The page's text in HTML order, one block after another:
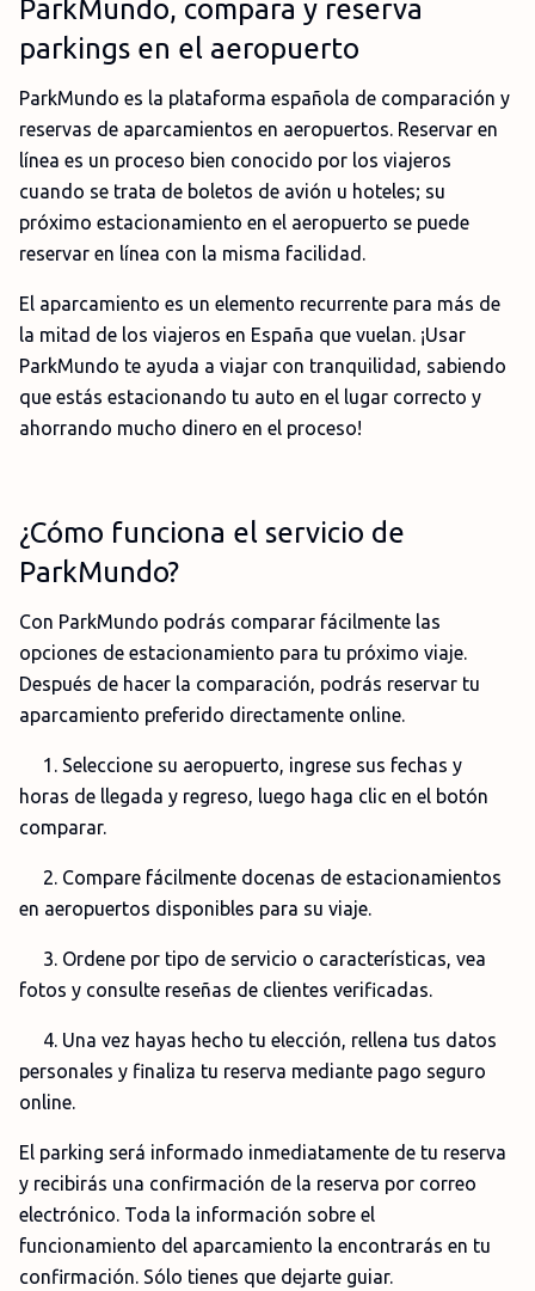
ParkMundo, compara y reserva
parkings en el aeropuerto
ParkMundo es la plataforma española de comparación y
reservas de aparcamientos en aeropuertos. Reservar en
línea es un proceso bien conocido por los viajeros
cuando se trata de boletos de avión u hoteles; su
próximo estacionamiento en el aeropuerto se puede
reservar en línea con la misma facilidad.
El aparcamiento es un elemento recurrente para más de
la mitad de los viajeros en España que vuelan. ¡Usar
ParkMundo te ayuda a viajar con tranquilidad, sabiendo
que estás estacionando tu auto en el lugar correcto y
ahorrando mucho dinero en el proceso!
¿Cómo funciona el servicio de
ParkMundo?
Con ParkMundo podrás comparar fácilmente las
opciones de estacionamiento para tu próximo viaje.
Después de hacer la comparación, podrás reservar tu
aparcamiento preferido directamente online.
1. Seleccione su aeropuerto, ingrese sus fechas y
horas de llegada y regreso, luego haga clic en el botón
comparar.
2. Compare fácilmente docenas de estacionamientos
en aeropuertos disponibles para su viaje.
3. Ordene por tipo de servicio o características, vea
fotos y consulte reseñas de clientes verificadas.
4. Una vez hayas hecho tu elección, rellena tus datos
personales y finaliza tu reserva mediante pago seguro
online.
El parking será informado inmediatamente de tu reserva
y recibirás una confirmación de la reserva por correo
electrónico. Toda la información sobre el
funcionamiento del aparcamiento la encontrarás en tu
confirmación. Sólo tienes que dejarte guiar.